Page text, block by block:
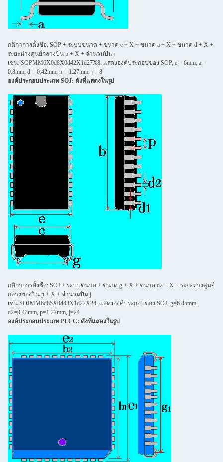
กติกาการตั้งชื่อ: SOP + ระบบขนาด + ขนาด e + X + ขนาด a + X + ขนาด d + X +
ระยะห่างศูนย์กลางปิน p + X + จํานวนปิน j
เช่น: SOPMM6X0d8X0d42X1d27X8. แสดงองค์ประกอบของ SOP, e = 6mm, a =
0.8mm, d = 0.42mm, p = 1.27mm, j = 8
องค์ประกอบประเภท SOJ: ดังที่แสดงในรูป
กติกาการตั้งชื่อ: SOJ + ระบบขนาด + ขนาด g + X + ขนาด d2 + X + ระยะห่างศูนย์
กลางของปิน p + X + จํานวนปิน j
เช่น SOJMM6d85X0d43X1d27X24. แสดงองค์ประกอบของ SOJ, g=6.85mm,
d2=0.43mm, p=1.27mm, j=24
องค์ประกอบประเภท PLCC: ดังที่แสดงในรูป